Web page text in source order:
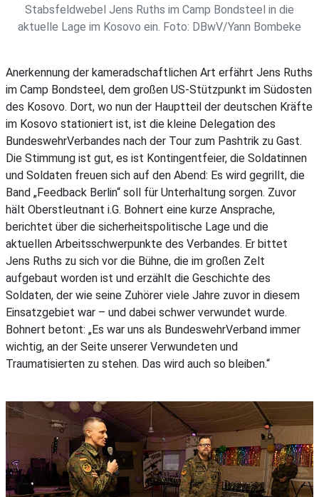
Stabsfeldwebel Jens Ruths im Camp Bondsteel in die
aktuelle Lage im Kosovo ein. Foto: DBwV/Yann Bombeke
Anerkennung der kameradschaftlichen Art erfährt Jens Ruths
im Camp Bondsteel, dem großen US-Stützpunkt im Südosten
des Kosovo. Dort, wo nun der Hauptteil der deutschen Kräfte
im Kosovo stationiert ist, ist die kleine Delegation des
BundeswehrVerbandes nach der Tour zum Pashtrik zu Gast.
Die Stimmung ist gut, es ist Kontingentfeier, die Soldatinnen
und Soldaten freuen sich auf den Abend: Es wird gegrillt, die
Band „Feedback Berlin“ soll für Unterhaltung sorgen. Zuvor
hält Oberstleutnant i.G. Bohnert eine kurze Ansprache,
berichtet über die sicherheitspolitische Lage und die
aktuellen Arbeitsschwerpunkte des Verbandes. Er bittet
Jens Ruths zu sich vor die Bühne, die im großen Zelt
aufgebaut worden ist und erzählt die Geschichte des
Soldaten, der wie seine Zuhörer viele Jahre zuvor in diesem
Einsatzgebiet war – und dabei schwer verwundet wurde.
Bohnert betont: „Es war uns als BundeswehrVerband immer
wichtig, an der Seite unserer Verwundeten und
Traumatisierten zu stehen. Das wird auch so bleiben.“